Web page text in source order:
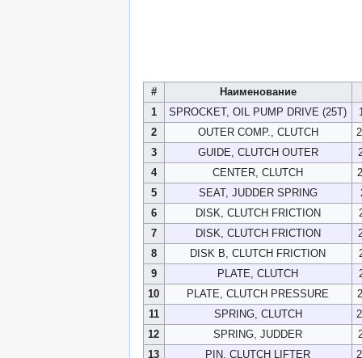
#
Наименование
1
SPROCKET, OIL PUMP DRIVE (25T)
2
OUTER COMP., CLUTCH
3
GUIDE, CLUTCH OUTER
4
CENTER, CLUTCH
5
SEAT, JUDDER SPRING
6
DISK, CLUTCH FRICTION
7
DISK, CLUTCH FRICTION
8
DISK B, CLUTCH FRICTION
9
PLATE, CLUTCH
10
PLATE, CLUTCH PRESSURE
11
SPRING, CLUTCH
12
SPRING, JUDDER
13
PIN, CLUTCH LIFTER